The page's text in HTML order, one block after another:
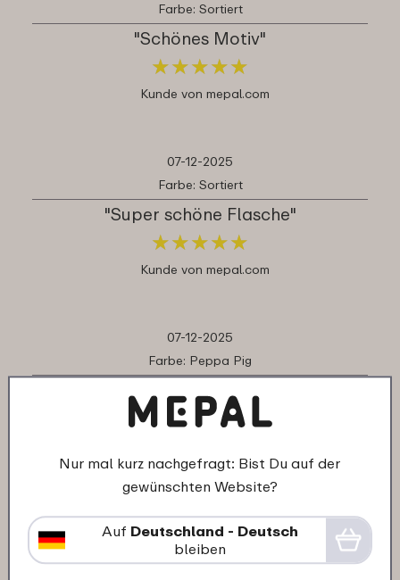
Farbe: Sortiert
"Schönes Motiv"
★★★★★
★★★★★
Kunde von mepal.com
07-12-2025
Farbe: Sortiert
"Super schöne Flasche"
★★★★★
★★★★★
Kunde von mepal.com
07-12-2025
Farbe: Peppa Pig
★ ★★★
★ ★★★
18-11-2025
Farbe: Sortiert
"Die Qualität des Aufdrucks ist echt
Nur mal kurz nachgefragt: Bist Du auf der
gewünschten Website?
Auf Deutschland - Deutsch
bleiben